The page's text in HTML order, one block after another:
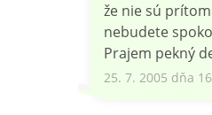
že nie sú
nebudete
Prajem pekný
25. 7. 2005 dňa